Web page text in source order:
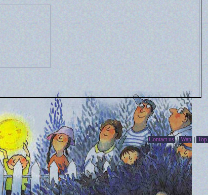
Contact us | Wap | Top